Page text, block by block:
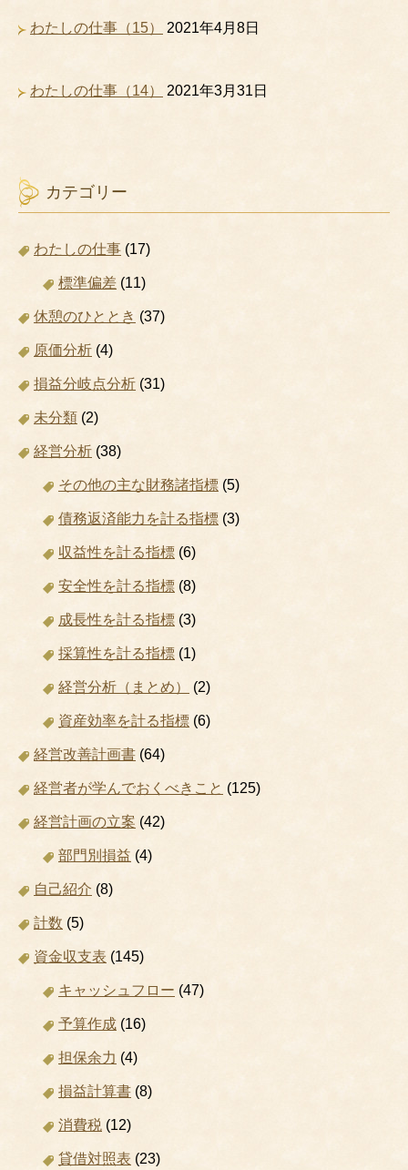
わたしの仕事（15） 2021年4月8日
わたしの仕事（14） 2021年3月31日
カテゴリー
わたしの仕事 (17)
標準偏差 (11)
休憩のひととき (37)
原価分析 (4)
損益分岐点分析 (31)
未分類 (2)
経営分析 (38)
その他の主な財務諸指標 (5)
債務返済能力を計る指標 (3)
収益性を計る指標 (6)
安全性を計る指標 (8)
成長性を計る指標 (3)
採算性を計る指標 (1)
経営分析（まとめ） (2)
資産効率を計る指標 (6)
経営改善計画書 (64)
経営者が学んでおくべきこと (125)
経営計画の立案 (42)
部門別損益 (4)
自己紹介 (8)
計数 (5)
資金収支表 (145)
キャッシュフロー (47)
予算作成 (16)
担保余力 (4)
損益計算書 (8)
消費税 (12)
貸借対照表 (23)